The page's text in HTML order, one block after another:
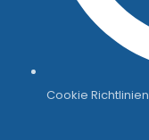
Cookie Richtlinien